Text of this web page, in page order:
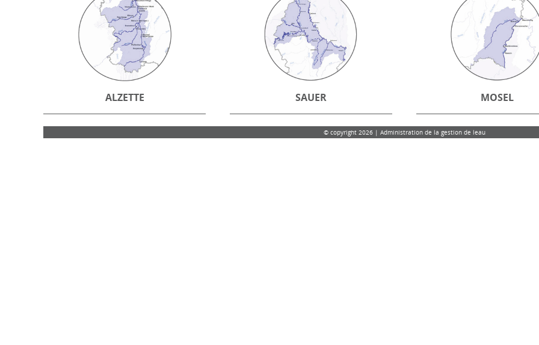
ALZETTE SAUER MOSEL
© copyright 2026 | Administration de la gestion de leau